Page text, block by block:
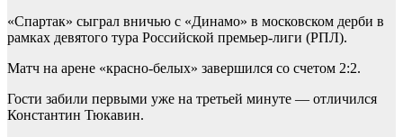
«Спартак» сыграл вничью с «Динамо» в московском дерби в
рамках девятого тура Российской премьер-лиги (РПЛ).
Матч на арене «красно-белых» завершился со счетом 2:2.
Гости забили первыми уже на третьей минуте — отличился
Константин Тюкавин.